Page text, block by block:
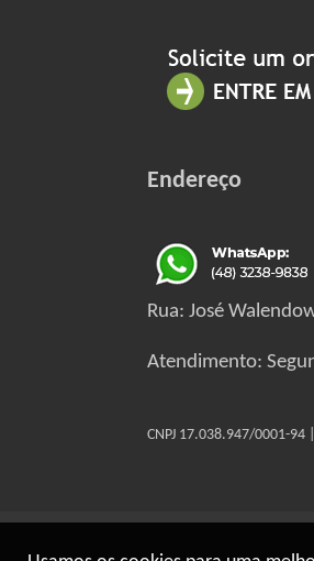
Endereço
Rua: José
Atendimento:
CNPJ 17.038.947/0001-94 |